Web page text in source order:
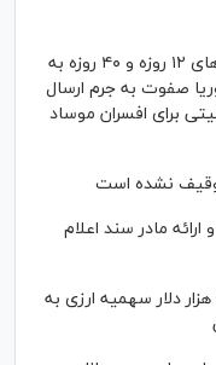
۲ عامل مهم صهیونیست‌ها در جنگ‌های ۱۲ روزه و ۴۰ روزه به
صفوت به جرم ارسال
برای افسران موساد
نشده است
جزئیات ثبت ادعا، تهیه نقشه UTM و ارائه مادر سند اعلام
جلوگیری از پرداخت ۳ میلیون و ۴۰۰ هزار دلار سهمیه ارزی به